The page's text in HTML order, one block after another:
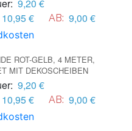
9,20 €
10,95 € AB: 9,00 €
ROT-GELB, 4 METER,
MIT DEKOSCHEIBEN
9,20 €
10,95 € AB: 9,00 €